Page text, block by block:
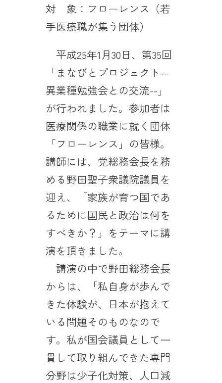
対 象：フローレンス（若
手医療職が集う団体）
平成25年1月30日、第35回
「まなびとプロジェクト--
異業種勉強会との交流--」
が行われました。参加者は
医療関係の職業に就く団体
「フローレンス」の皆様。
講師には、党総務会長を務
める野田聖子衆議院議員を
迎え、「家族が育つ国であ
るために国民と政治は何を
すべきか？」をテーマに講
演を頂きました。
講演の中で野田総務会長
からは、「私自身が歩んで
きた体験が、日本が抱えて
いる問題そのものなので
す。私が国会議員として一
貫して取り組んできた専門
分野は少子化対策、人口減